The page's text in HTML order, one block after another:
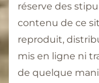
réserve des
contenu de ce
reproduit,
mis en ligne ni
de quelque